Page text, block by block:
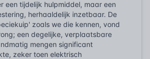
een tijdelijk hulpmiddel, maar een
herhaaldelijk inzetbaar. De
zoals we die kennen, vond
een degelijke, verplaatsbare
mengen significant
zeker toen elektrisch